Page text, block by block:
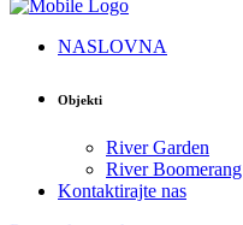
NASLOVNA
Objekti
River Garden
River Boomerang
Kontaktirajte nas